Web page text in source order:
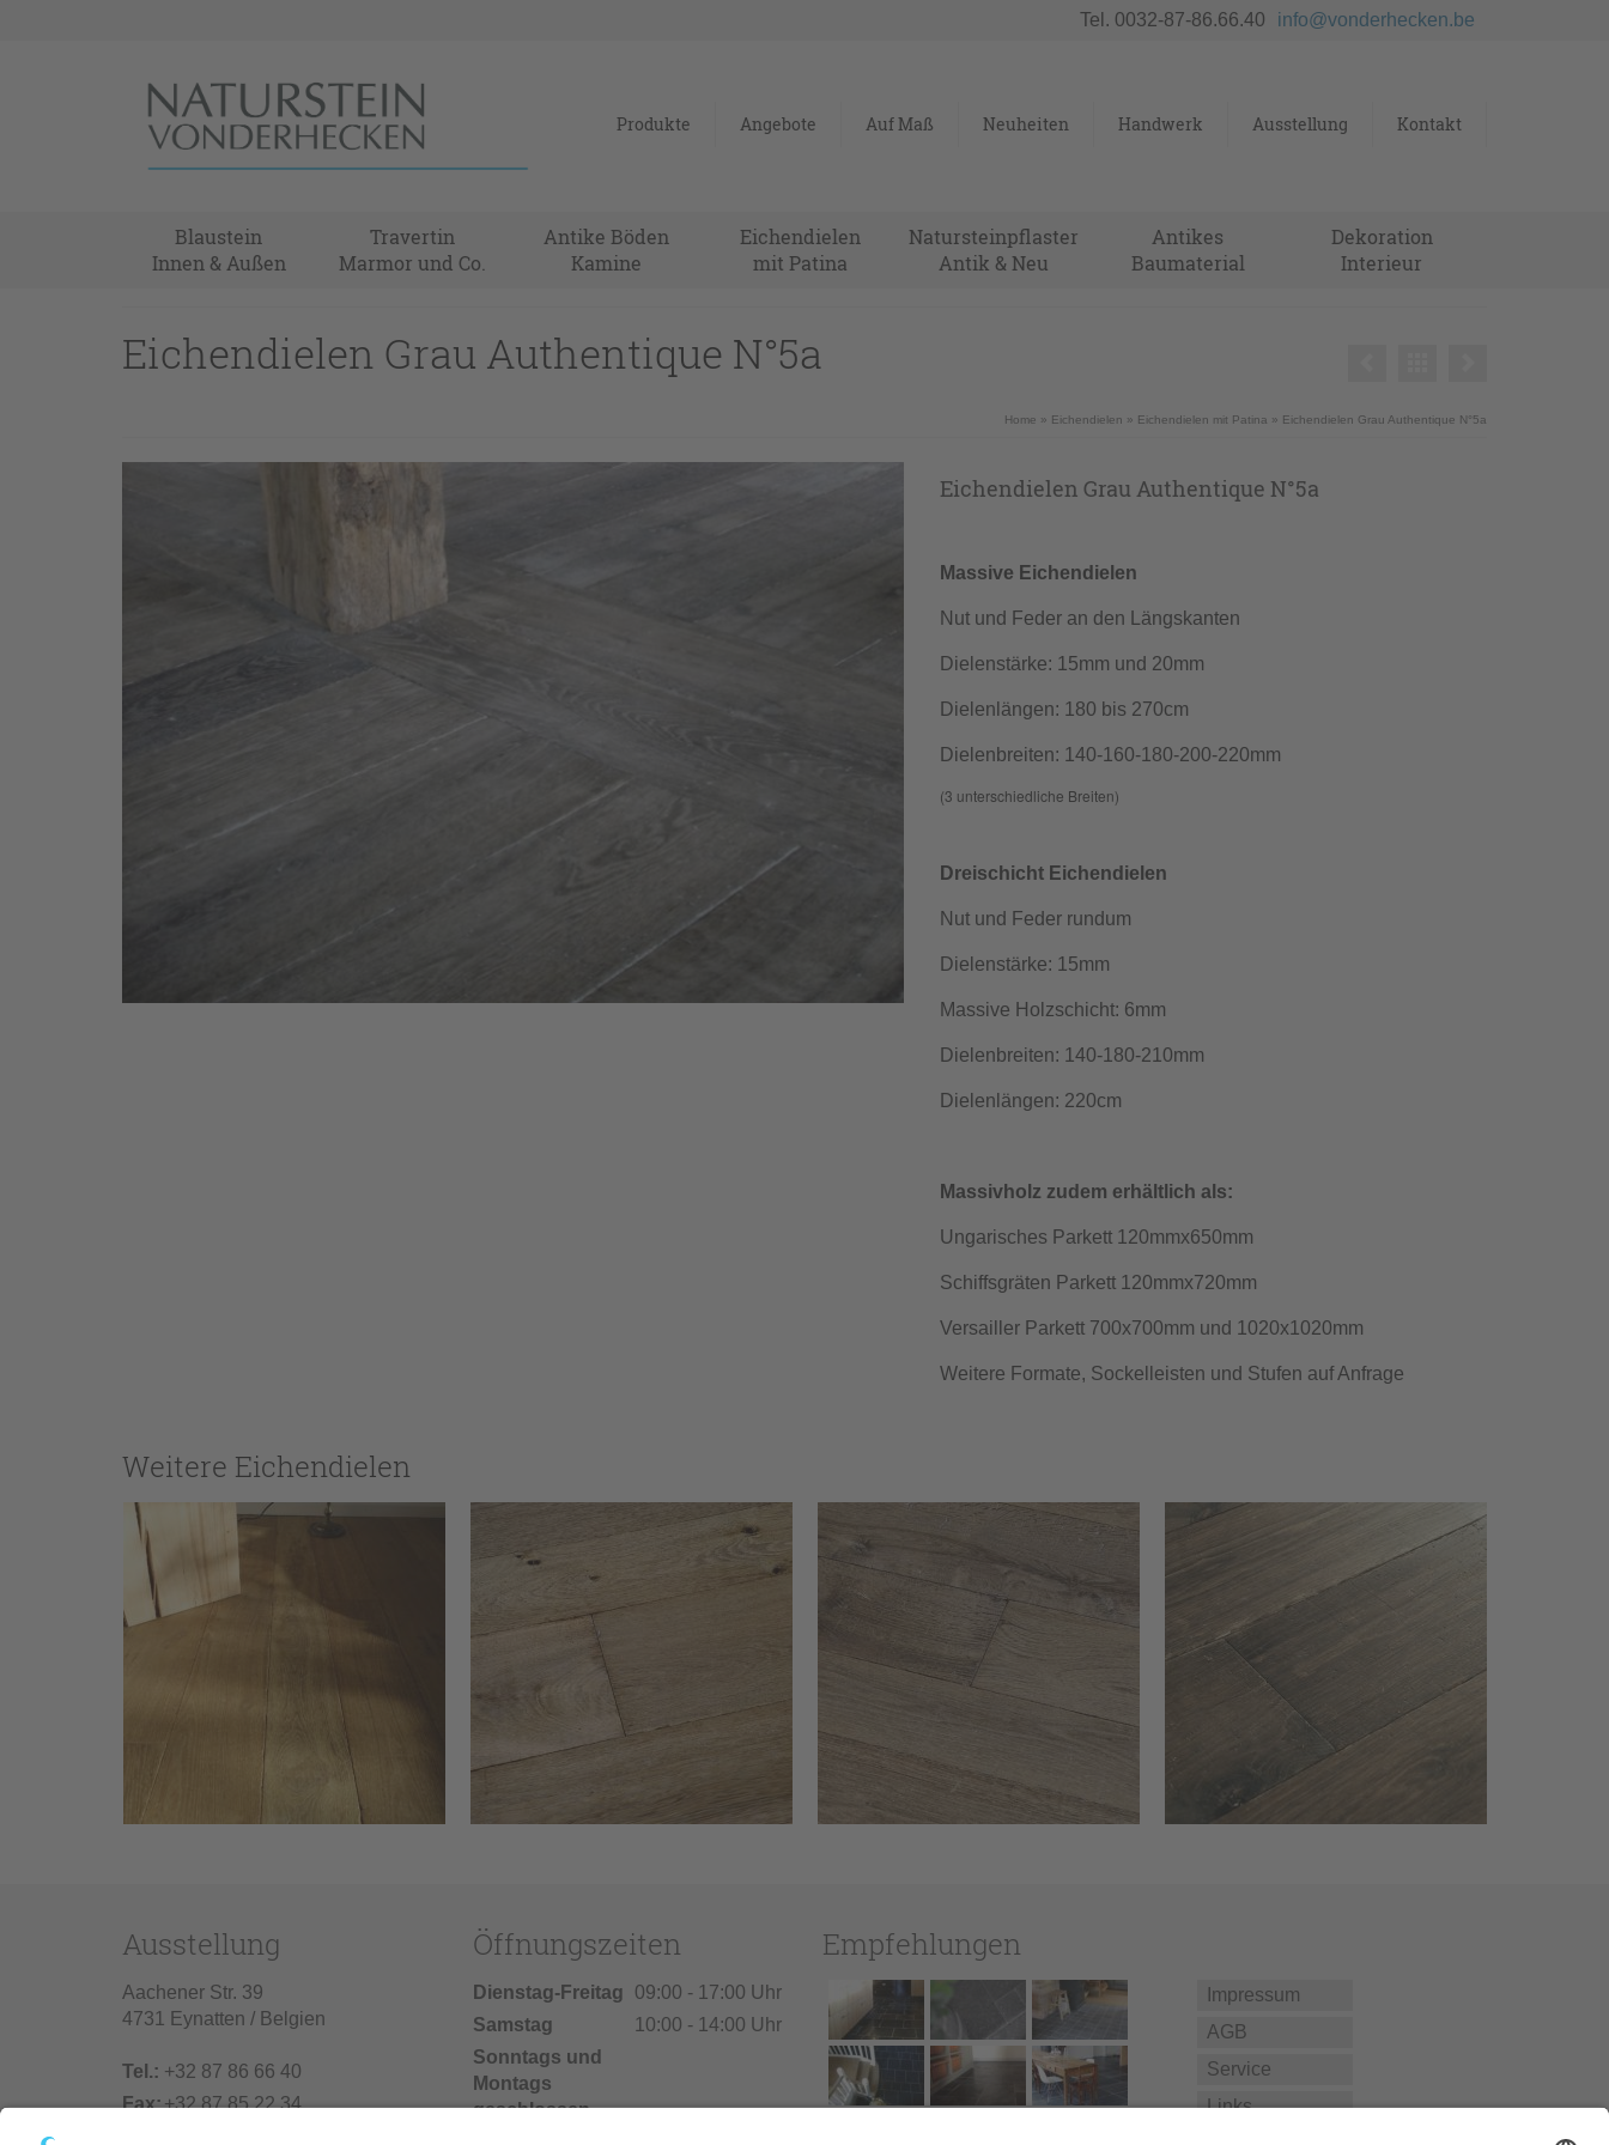
Tel. 0032-87-86.66.40 info@vonderhecken.be
Produkte Angebote Auf Maß Neuheiten Handwerk Ausstellung Kontakt
Blaustein
Innen & Außen
Travertin
Marmor und Co.
Antike Böden
Kamine
Eichendielen
mit Patina
Natursteinpflaster
Antik & Neu
Antikes
Baumaterial
Dekoration
Interieur
Eichendielen Grau Authentique N°5a
Home » Eichendielen » Eichendielen mit Patina » Eichendielen Grau Authentique N°5a
Eichendielen Grau Authentique N°5a
Massive Eichendielen
Nut und Feder an den Längskanten
Dielenstärke: 15mm und 20mm
Dielenlängen: 180 bis 270cm
Dielenbreiten: 140-160-180-200-220mm
(3 unterschiedliche Breiten)
Dreischicht Eichendielen
Nut und Feder rundum
Dielenstärke: 15mm
Massive Holzschicht: 6mm
Dielenbreiten: 140-180-210mm
Dielenlängen: 220cm
Massivholz zudem erhältlich als:
Ungarisches Parkett 120mmx650mm
Schiffsgräten Parkett 120mmx720mm
Versailler Parkett 700x700mm und 1020x1020mm
Weitere Formate, Sockelleisten und Stufen auf Anfrage
Weitere Eichendielen
Ausstellung
Aachener Str. 39
4731 Eynatten / Belgien
Tel.: +32 87 86 66 40
Fax:+32 87 85 22 34
Öffnungszeiten
Dienstag-Freitag
09:00 - 17:00 Uhr
Samstag
10:00 - 14:00 Uhr
Sonntags und
Montags
geschlossen
Empfehlungen
Impressum
AGB
Service
Links